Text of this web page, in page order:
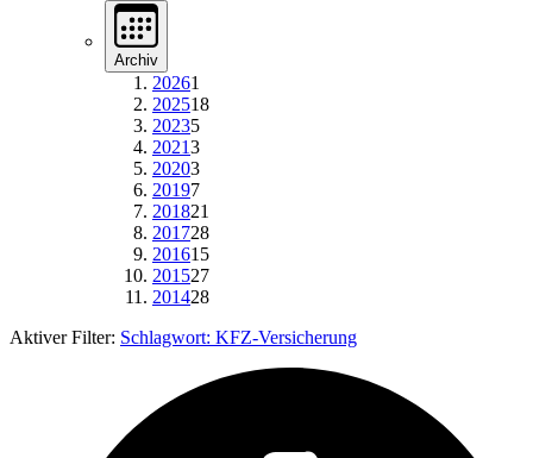
Archiv
20261
202518
20235
20213
20203
20197
201821
201728
201615
201527
201428
Aktiver Filter: Schlagwort: KFZ-Versicherung